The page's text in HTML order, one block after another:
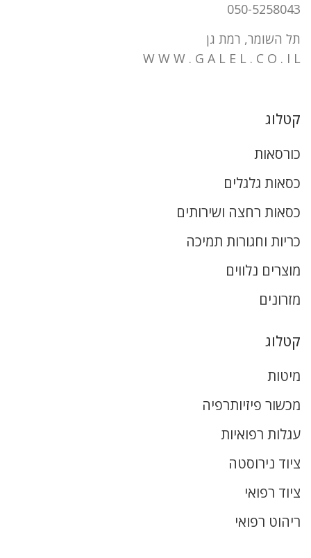
050-5258043
תל השומר, רמת גן
W W W . G A L E L . C O . I L
קטלוג
כורסאות
כסאות גלגלים
כסאות רחצה ושירותים
כריות וחגורות תמיכה
מוצרים נלווים
מזרונים
קטלוג
מיטות
מכשור פיזיותרפיה
עגלות רפואיות
ציוד נירוסטה
ציוד רפואי
ריהוט רפואי